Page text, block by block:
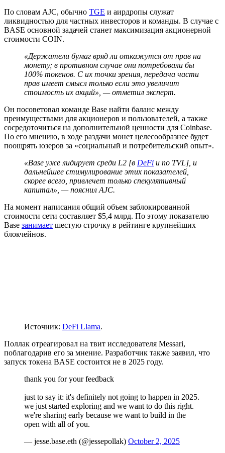
По словам AJC, обычно TGE и аирдропы служат
ликвидностью для частных инвесторов и команды. В случае с
BASE основной задачей станет максимизация акционерной
стоимости COIN.
«Держатели бумаг вряд ли откажутся от прав на
монету; в противном случае они потребовали бы
100% токенов. С их точки зрения, передача части
прав имеет смысл только если это увеличит
стоимость их акций», — отметил эксперт.
Он посоветовал команде Base найти баланс между
преимуществами для акционеров и пользователей, а также
сосредоточиться на дополнительной ценности для Coinbase.
По его мнению, в ходе раздачи монет целесообразнее будет
поощрять юзеров за «социальный и потребительский опыт».
«Base уже лидирует среди L2 [в DeFi и по TVL], и
дальнейшее стимулирование этих показателей,
скорее всего, привлечет только спекулятивный
капитал», — пояснил AJC.
На момент написания общий объем заблокированной
стоимости сети составляет $5,4 млрд. По этому показателю
Base занимает шестую строчку в рейтинге крупнейших
блокчейнов.
Источник: DeFi Llama.
Поллак отреагировал на твит исследователя Messari,
поблагодарив его за мнение. Разработчик также заявил, что
запуск токена BASE состоится не в 2025 году.
thank you for your feedback
just to say it: it's definitely not going to happen in 2025.
we just started exploring and we want to do this right.
we're sharing early because we want to build in the
open with all of you.
— jesse.base.eth (@jessepollak) October 2, 2025